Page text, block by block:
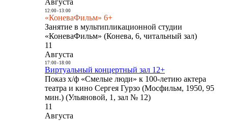
Августа
12:00- 13:00
«КоневаФильм» 6+
Занятие в мультипликационной студии
«КоневаФильм» (Конева, 6, читальный зал)
11
Августа
17:00- 18:00
Виртуальный концертный зал 12+
Показ х/ф «Смелые люди» к 100-летию актера
театра и кино Сергея Гурзо (Мосфильм, 1950, 95
мин.) (Ульяновой, 1, зал № 12)
11
Августа